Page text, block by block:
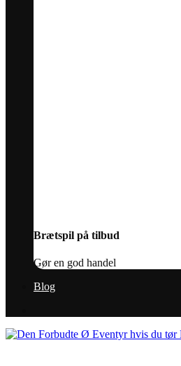
Brætspil på tilbud
Gør en god handel
Blog